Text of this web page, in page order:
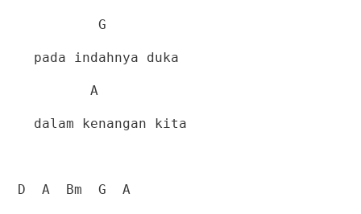
G
pada indahnya duka
A
dalam kenangan kita
D A Bm G A